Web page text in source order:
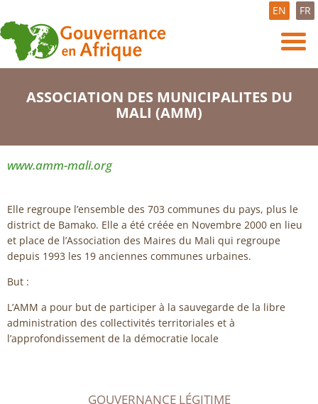
EN FR
ASSOCIATION DES MUNICIPALITES DU
MALI (AMM)
www.amm-mali.org
Elle regroupe l’ensemble des 703 communes du pays, plus le
district de Bamako. Elle a été créée en Novembre 2000 en lieu
et place de l’Association des Maires du Mali qui regroupe
depuis 1993 les 19 anciennes communes urbaines.
But :
L’AMM a pour but de participer à la sauvegarde de la libre
administration des collectivités territoriales et à
l’approfondissement de la démocratie locale
GOUVERNANCE LÉGITIME